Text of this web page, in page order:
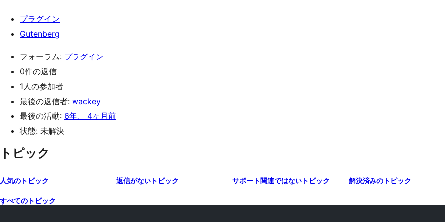
プラグイン
Gutenberg
フォーラム: プラグイン
0件の返信
1人の参加者
最後の返信者: wackey
最後の活動: 6年、 4ヶ月前
状態: 未解決
トピック
人気のトピック 返信がないトピック サポート関連ではないトピック 解決済みのトピック
すべてのトピック